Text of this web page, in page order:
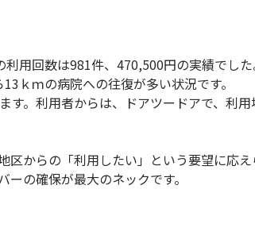
用回数は981件、470,500円の実績でし
ｋｍの病院への往復が多い状況です。
す。利用者からは、ドアツードアで、利
からの「利用したい」という要望に応
の確保が最大のネックです。